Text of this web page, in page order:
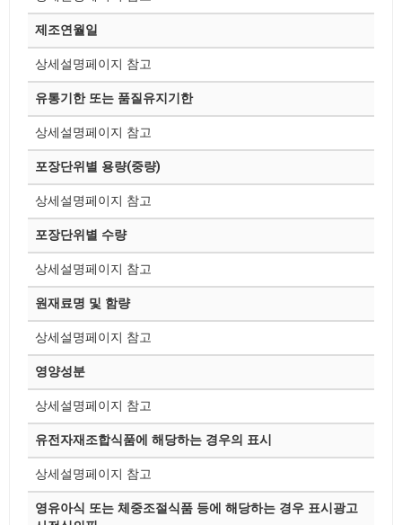
제조연월일
상세설명페이지 참고
유통기한 또는 품질유지기한
상세설명페이지 참고
포장단위별 용량(중량)
상세설명페이지 참고
포장단위별 수량
상세설명페이지 참고
원재료명 및 함량
상세설명페이지 참고
영양성분
상세설명페이지 참고
유전자재조합식품에 해당하는 경우의 표시
상세설명페이지 참고
영유아식 또는 체중조절식품 등에 해당하는 경우 표시광고